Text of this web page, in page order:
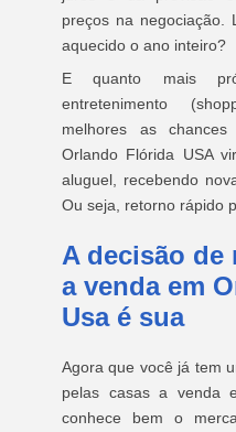
preços na negociação.
aquecido o ano inteiro?
E quanto mais
entretenimento
melhores as
Orlando Flórida USA
aluguel, recebendo
Ou seja, retorno rápido
A decisão de
a venda em
Usa é sua
Agora que você já tem
pelas casas a venda
conhece bem o